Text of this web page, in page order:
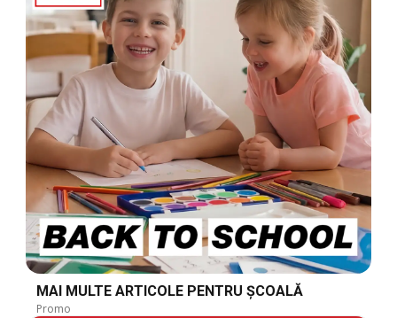
MAI MULTE ARTICOLE PENTRU ȘCOALĂ
Promo